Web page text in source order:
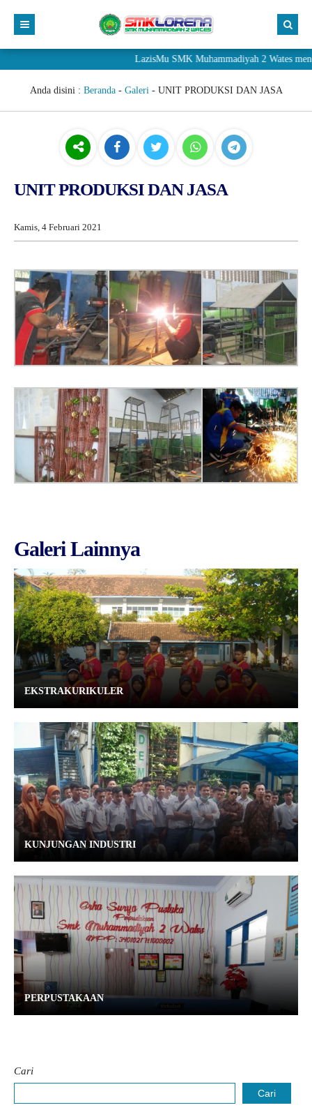
LazisMu SMK Muhammadiyah 2 Wates
Anda disini : Beranda- Galeri- UNIT PRODUKSI DAN JASA
UNIT PRODUKSI DAN JASA
Kamis, 4 Februari 2021
Galeri Lainnya
EKSTRAKURIKULER
KUNJUNGAN INDUSTRI
PERPUSTAKAAN
Cari
Cari